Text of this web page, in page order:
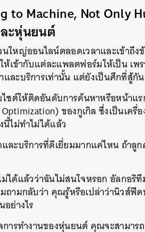
to Machine, Not Only
ะหุ่นยนต์
ใหญ่ออนไลน์ตลอดเวลาและเข้าถึง
ห้เข้ากับแต่ละแพลตฟอร์มให้เป็น เ
ะบริการเท่านั้น แต่ยังเป็นศึกที่สู้กัน
ซต์ให้ติดอันดับการค้นหาหรือหน้าแร
ของกูเกิล ซึ่งเป็นเค
นี้ไม่ทำไม่ได้แล้ว
ละบริการที่ดีเยี่ยมมากแค่ไหน ถ้าลูก
ได้แล้วว่าฉันไม่สนใจหรอก อัลกอริทึ
ามกลับว่า คุณรู้หรือเปล่าว่านิวส์ฟี
ย่างไร
การทำงานของหุ่นยนต์ คุณจะสามา